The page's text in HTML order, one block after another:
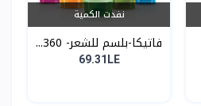
نفدت الكمية
فاتيكا-بلسم للشعر- 360...
69.31LE